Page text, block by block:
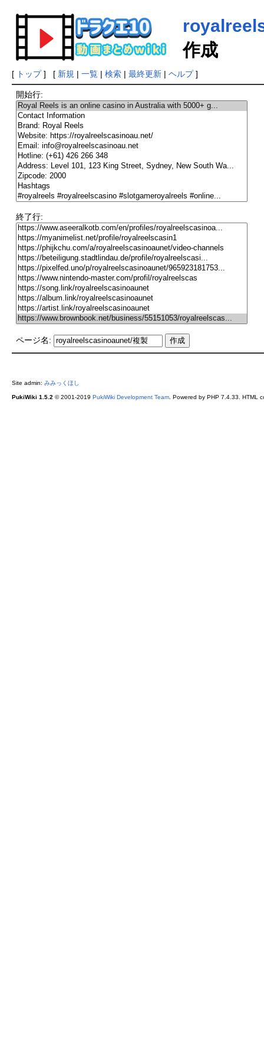
作成
[ トップ] [ 新規 | 一覧| 検索| 最終更新| ヘルプ]
開始行:
終了行:
ページ名:
Site admin: みみっくほし
PukiWiki 1.5.2 © 2001-2019 PukiWiki Development Team. Powered by PHP 7.4.33. HTML